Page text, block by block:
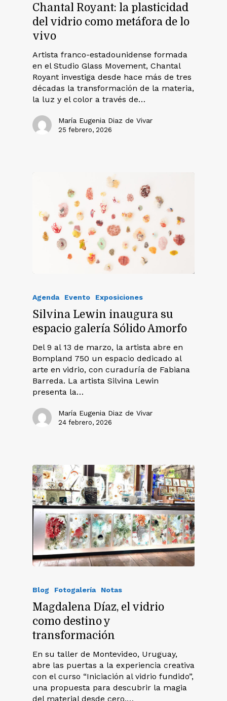
Chantal Royant: la plasticidad
del vidrio como metáfora de lo
vivo
Artista franco-estadounidense formada
en el Studio Glass Movement, Chantal
Royant investiga desde hace más de tres
décadas la transformación de la materia,
la luz y el color a través de…
María Eugenia Diaz de Vivar
25 febrero, 2026
Agenda Evento Exposiciones
Silvina Lewin inaugura su
espacio galería Sólido Amorfo
Del 9 al 13 de marzo, la artista abre en
Bompland 750 un espacio dedicado al
arte en vidrio, con curaduría de Fabiana
Barreda. La artista Silvina Lewin
presenta la…
María Eugenia Diaz de Vivar
24 febrero, 2026
Blog Fotogalería Notas
Magdalena Díaz, el vidrio
como destino y
transformación
En su taller de Montevideo, Uruguay,
abre las puertas a la experiencia creativa
con el curso “Iniciación al vidrio fundido”,
una propuesta para descubrir la magia
del material desde cero.…